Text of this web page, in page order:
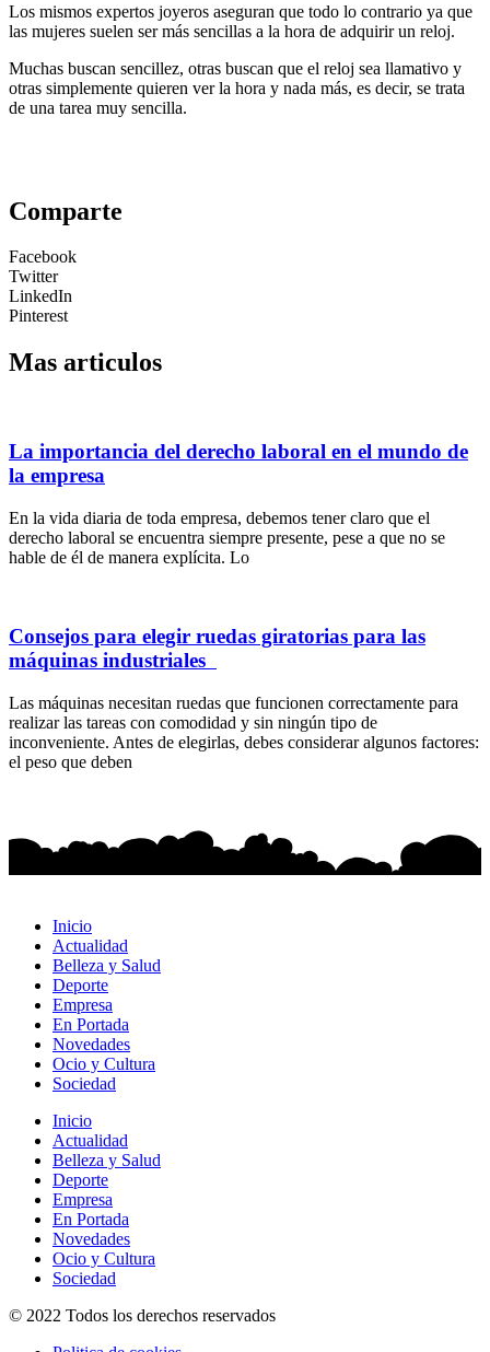
Los mismos expertos joyeros aseguran que todo lo contrario ya que
las mujeres suelen ser más sencillas a la hora de adquirir un reloj.
Muchas buscan sencillez, otras buscan que el reloj sea llamativo y
otras simplemente quieren ver la hora y nada más, es decir, se trata
de una tarea muy sencilla.
Comparte
Facebook
Twitter
LinkedIn
Pinterest
Mas articulos
La importancia del derecho laboral en el mundo de
la empresa
En la vida diaria de toda empresa, debemos tener claro que el
derecho laboral se encuentra siempre presente, pese a que no se
hable de él de manera explícita. Lo
Consejos para elegir ruedas giratorias para las
máquinas industriales
Las máquinas necesitan ruedas que funcionen correctamente para
realizar las tareas con comodidad y sin ningún tipo de
inconveniente. Antes de elegirlas, debes considerar algunos factores:
el peso que deben
Inicio
Actualidad
Belleza y Salud
Deporte
Empresa
En Portada
Novedades
Ocio y Cultura
Sociedad
Inicio
Actualidad
Belleza y Salud
Deporte
Empresa
En Portada
Novedades
Ocio y Cultura
Sociedad
© 2022 Todos los derechos reservados